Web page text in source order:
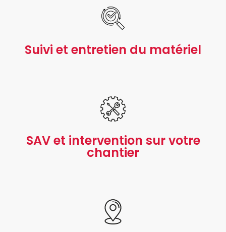
Suivi et entretien du matériel
SAV et intervention sur votre
chantier